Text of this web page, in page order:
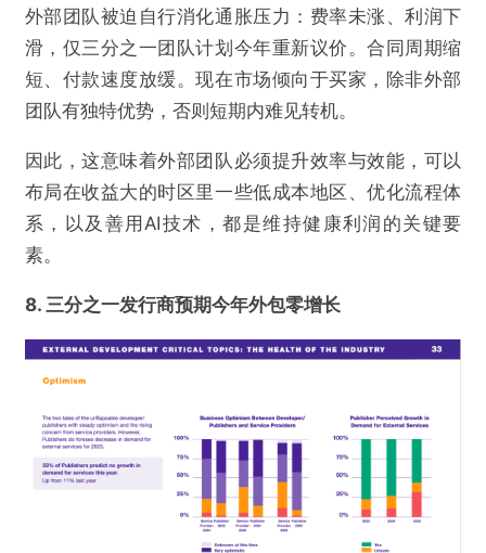
外部团队被迫自行消化通胀压力：费率未涨、利润下
滑，仅三分之一团队计划今年重新议价。合同周期缩
短、付款速度放缓。现在市场倾向于买家，除非外部
团队有独特优势，否则短期内难见转机。
因此，这意味着外部团队必须提升效率与效能，可以
布局在收益大的时区里一些低成本地区、优化流程体
系，以及善用AI技术，都是维持健康利润的关键要
素。
8. 三分之一发行商预期今年外包零增长